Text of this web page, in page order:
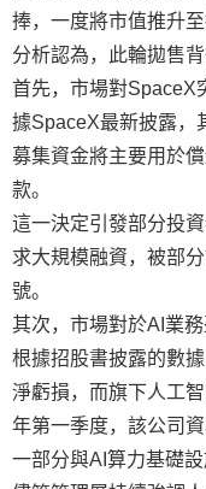
捧，一度將市值推升至
分析認為，此輪拋售
首先，市場對SpaceX
據SpaceX最新披露，
募集資金將主要用於
款。
這一決定引發部分投
求大規模融資，被部
號。
其次，市場對於AI業
根據招股書披露的數
淨虧損，而旗下人工
年第一季度，該公司
一部分與AI算力基礎設